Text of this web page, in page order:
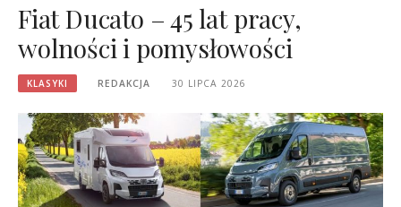
Fiat Ducato – 45 lat pracy,
wolności i pomysłowości
KLASYKI REDAKCJA 30 LIPCA 2026